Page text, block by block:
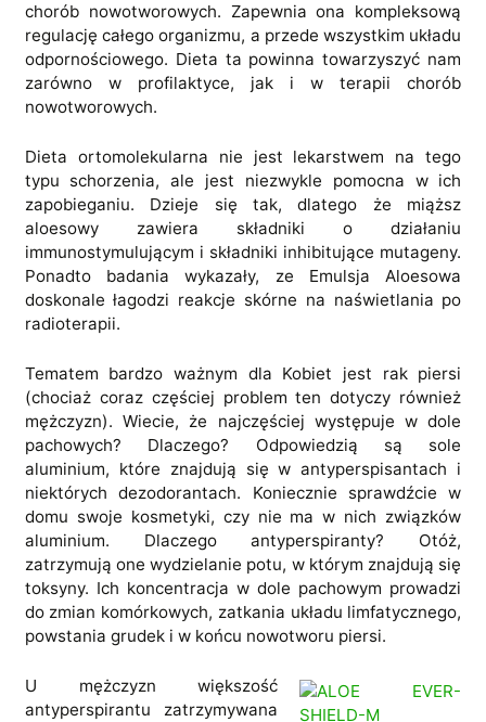
chorób nowotworowych. Zapewnia ona kompleksową
regulację całego organizmu, a przede wszystkim układu
odpornościowego. Dieta ta powinna towarzyszyć nam
zarówno w profilaktyce, jak i w terapii chorób
nowotworowych.
Dieta ortomolekularna nie jest lekarstwem na tego
typu schorzenia, ale jest niezwykle pomocna w ich
zapobieganiu. Dzieje się tak, dlatego że miąższ
aloesowy zawiera składniki o działaniu
immunostymulującym i składniki inhibitujące mutageny.
Ponadto badania wykazały, ze Emulsja Aloesowa
doskonale łagodzi reakcje skórne na naświetlania po
radioterapii.
Tematem bardzo ważnym dla Kobiet jest rak piersi
(chociaż coraz częściej problem ten dotyczy również
mężczyzn). Wiecie, że najczęściej występuje w dole
pachowych? Dlaczego? Odpowiedzią są sole
aluminium, które znajdują się w antyperspisantach i
niektórych dezodorantach. Koniecznie sprawdźcie w
domu swoje kosmetyki, czy nie ma w nich związków
aluminium. Dlaczego antyperspiranty? Otóż,
zatrzymują one wydzielanie potu, w którym znajdują się
toksyny. Ich koncentracja w dole pachowym prowadzi
do zmian komórkowych, zatkania układu limfatycznego,
powstania grudek i w końcu nowotworu piersi.
U mężczyzn większość
antyperspirantu zatrzymywana